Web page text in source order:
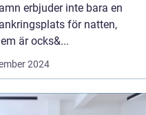
erbjuder inte bara en
för natten,
är ocks&...
2024